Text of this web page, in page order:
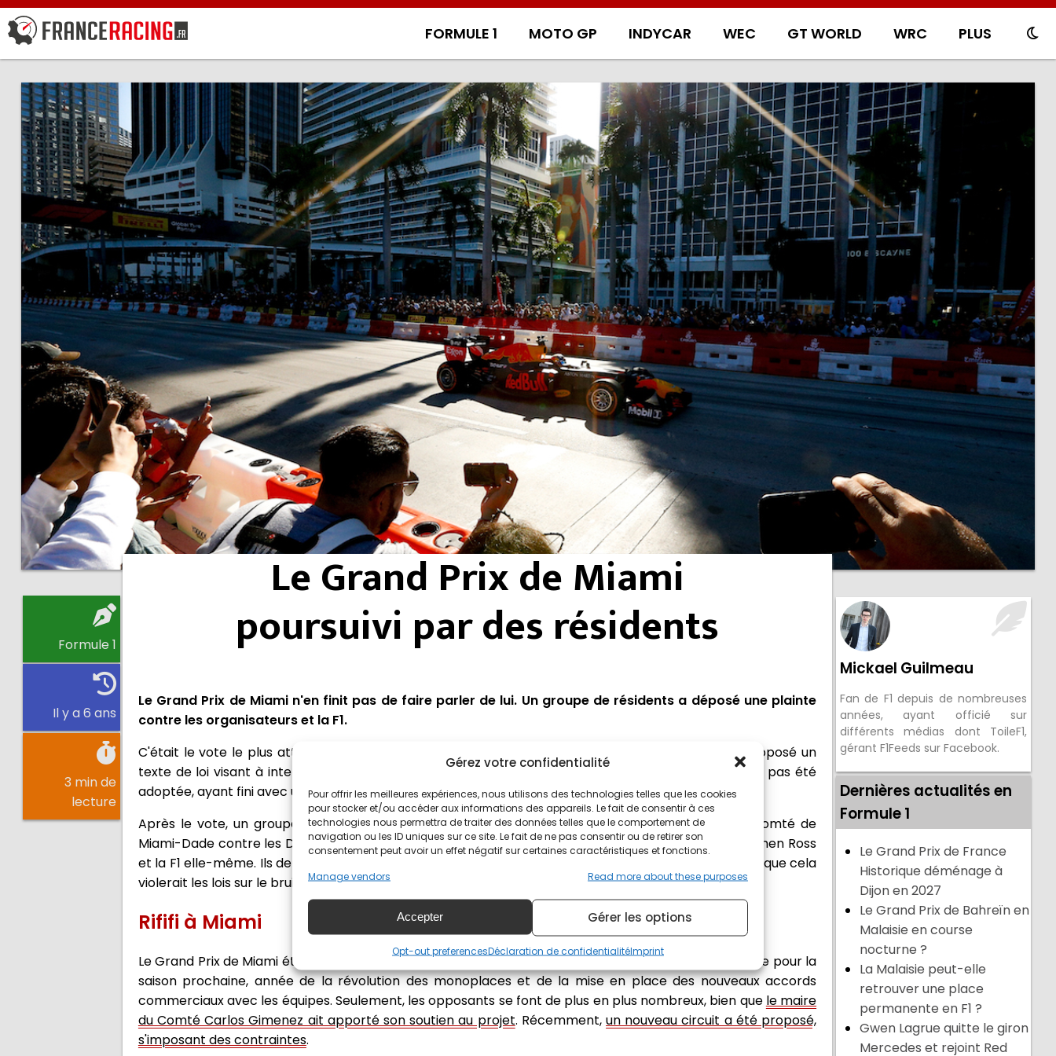
Gérez votre confidentialité
Pour offrir les meilleures expériences, nous utilisons des technologies telles que les cookies
pour stocker et/ou accéder aux informations des appareils. Le fait de consentir à ces
technologies nous permettra de traiter des données telles que le comportement de
navigation ou les ID uniques sur ce site. Le fait de ne pas consentir ou de retirer son
consentement peut avoir un effet négatif sur certaines caractéristiques et fonctions.
Manage vendors
Read more about these purposes
Accepter Gérer les options
Opt-out preferencesDéclaration de confidentialitéImprint
FORMULE 1 MOTO GP INDYCAR WEC GT WORLD WRC PLUS
Formule 1
Il y a 6 ans
3 min de
lecture
Le Grand Prix de Miami
poursuivi par des résidents
Le Grand Prix de Miami n'en finit pas de faire parler de lui. Un groupe de résidents a déposé une plainte
contre les organisateurs et la F1.
C'était le vote le plus attendu de la Côte-Est des Etats-Unis. La commissaire Barbara Jordan a proposé un
texte de loi visant à interdire les compétitions automobiles dans le Hard Rock Stadium. Celle-ci n'a pas été
adoptée, ayant fini avec une égalité parfaite.
Après le vote, un groupe de résidents locaux et d'associations ont déposé une plainte dans le comté de
Miami-Dade contre les Dolphins, un certain nombre de sociétés d'organisation de la course de Stephen Ross
et la F1 elle-même. Ils demandent une injonction sur la course de F1 qui s'y déroule parce qu'ils disent que cela
violerait les lois sur le bruit des comtés et des villes.
Rififi à Miami
Le Grand Prix de Miami était initialement prévu pour 2019. Sa venue au calendrier 2021 a été confirmée pour la
saison prochaine, année de la révolution des monoplaces et de la mise en place des nouveaux accords
commerciaux avec les équipes. Seulement, les opposants se font de plus en plus nombreux, bien que le maire
du Comté Carlos Gimenez ait apporté son soutien au projet. Récemment,un nouveau circuit a été proposé,
s'imposant des contraintes.
Mickael Guilmeau
Fan de F1 depuis de nombreuses
années, ayant officié sur
différents médias dont ToileF1,
gérant F1Feeds sur Facebook.
Dernières actualités en
Formule 1
Le Grand Prix de France
Historique déménage à
Dijon en 2027
Le Grand Prix de Bahreïn en
Malaisie en course
nocturne ?
La Malaisie peut-elle
retrouver une place
permanente en F1 ?
Gwen Lagrue quitte le giron
Mercedes et rejoint Red